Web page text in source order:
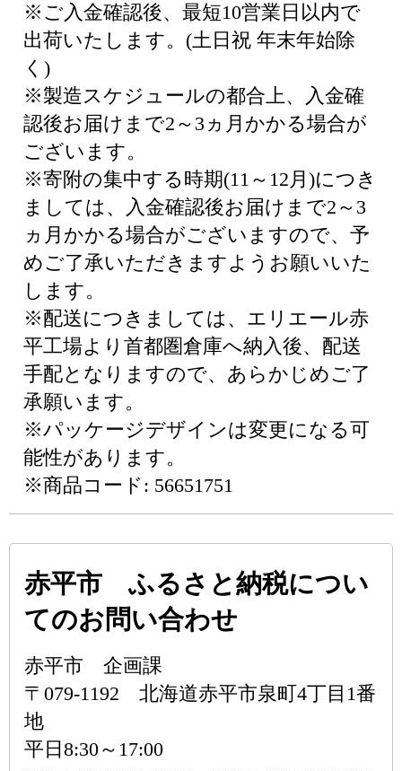
※ご入金確認後、最短10営業日以内で
出荷いたします。(土日祝 年末年始除
く)
※製造スケジュールの都合上、入金確
認後お届けまで2～3ヵ月かかる場合が
ございます。
※寄附の集中する時期(11～12月)につき
ましては、入金確認後お届けまで2～3
ヵ月かかる場合がございますので、予
めご了承いただきますようお願いいた
します。
※配送につきましては、エリエール赤
平工場より首都圏倉庫へ納入後、配送
手配となりますので、あらかじめご了
承願います。
※パッケージデザインは変更になる可
能性があります。
※商品コード: 56651751
赤平市 ふるさと納税につい
てのお問い合わせ
赤平市 企画課
〒079-1192 北海道赤平市泉町4丁目1番
地
平日8:30～17:00